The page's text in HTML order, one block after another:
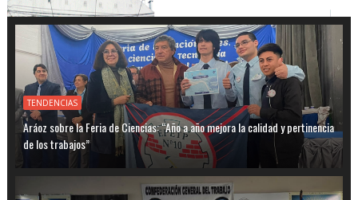
TENDENCIAS
Aráoz sobre la Feria de Ciencias: “Año a año mejora la calidad y pertinencia
de los trabajos”